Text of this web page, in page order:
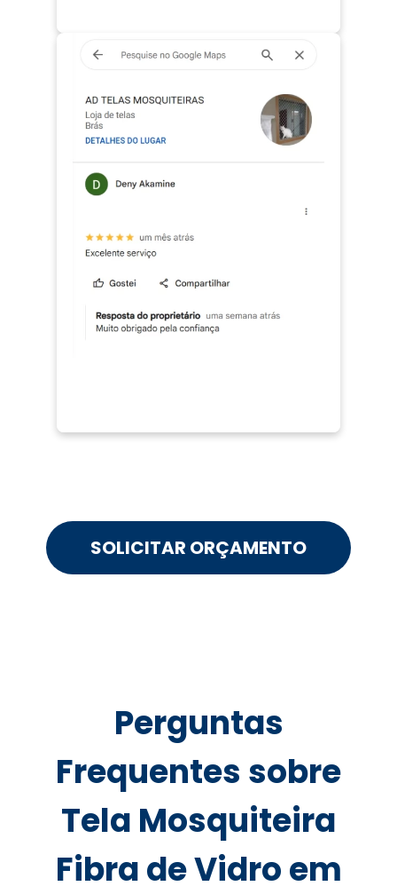
SOLICITAR ORÇAMENTO
Perguntas
Frequentes sobre
Tela Mosquiteira
Fibra de Vidro em